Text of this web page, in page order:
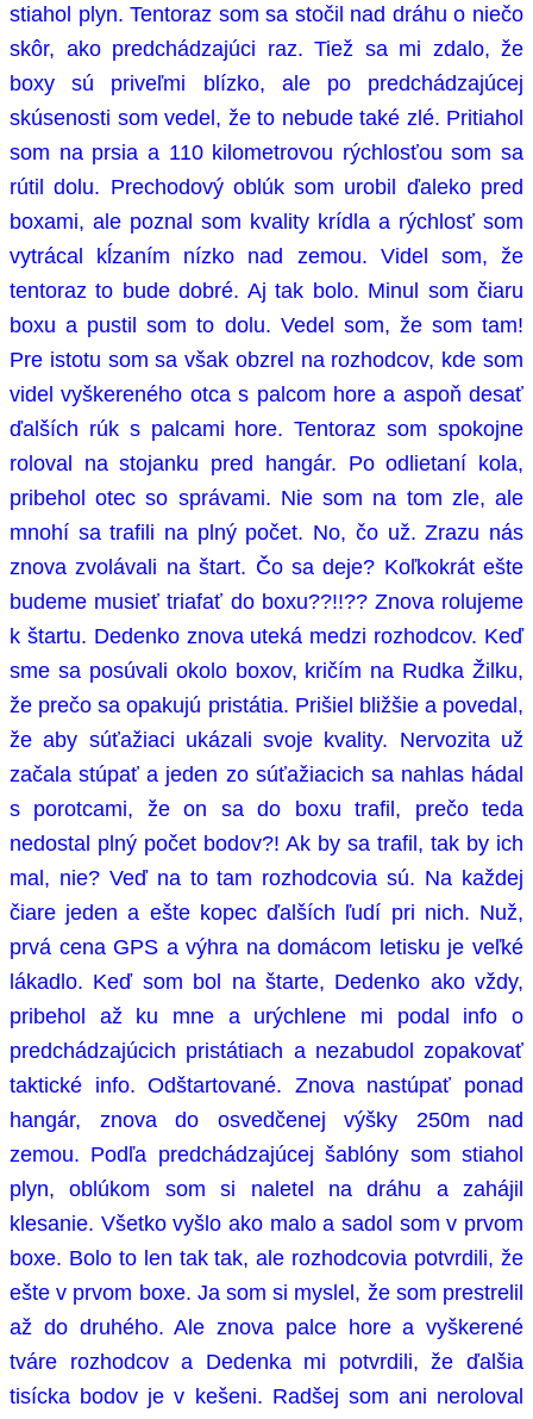
stiahol plyn. Tentoraz som sa stočil nad dráhu o niečo
skôr, ako predchádzajúci raz. Tiež sa mi zdalo, že
boxy sú priveľmi blízko, ale po predchádzajúcej
skúsenosti som vedel, že to nebude také zlé. Pritiahol
som na prsia a 110 kilometrovou rýchlosťou som sa
rútil dolu. Prechodový oblúk som urobil ďaleko pred
boxami, ale poznal som kvality krídla a rýchlosť som
vytrácal kĺzaním nízko nad zemou. Videl som, že
tentoraz to bude dobré. Aj tak bolo. Minul som čiaru
boxu a pustil som to dolu. Vedel som, že som tam!
Pre istotu som sa však obzrel na rozhodcov, kde som
videl vyškereného otca s palcom hore a aspoň desať
ďalších rúk s palcami hore. Tentoraz som spokojne
roloval na stojanku pred hangár. Po odlietaní kola,
pribehol otec so správami. Nie som na tom zle, ale
mnohí sa trafili na plný počet. No, čo už. Zrazu nás
znova zvolávali na štart. Čo sa deje? Koľkokrát ešte
budeme musieť triafať do boxu??!!?? Znova rolujeme
k štartu. Dedenko znova uteká medzi rozhodcov. Keď
sme sa posúvali okolo boxov, kričím na Rudka Žilku,
že prečo sa opakujú pristátia. Prišiel bližšie a povedal,
že aby súťažiaci ukázali svoje kvality. Nervozita už
začala stúpať a jeden zo súťažiacich sa nahlas hádal
s porotcami, že on sa do boxu trafil, prečo teda
nedostal plný počet bodov?! Ak by sa trafil, tak by ich
mal, nie? Veď na to tam rozhodcovia sú. Na každej
čiare jeden a ešte kopec ďalších ľudí pri nich. Nuž,
prvá cena GPS a výhra na domácom letisku je veľké
lákadlo. Keď som bol na štarte, Dedenko ako vždy,
pribehol až ku mne a urýchlene mi podal info o
predchádzajúcich pristátiach a nezabudol zopakovať
taktické info. Odštartované. Znova nastúpať ponad
hangár, znova do osvedčenej výšky 250m nad
zemou. Podľa predchádzajúcej šablóny som stiahol
plyn, oblúkom som si naletel na dráhu a zahájil
klesanie. Všetko vyšlo ako malo a sadol som v prvom
boxe. Bolo to len tak tak, ale rozhodcovia potvrdili, že
ešte v prvom boxe. Ja som si myslel, že som prestrelil
až do druhého. Ale znova palce hore a vyškerené
tváre rozhodcov a Dedenka mi potvrdili, že ďalšia
tisícka bodov je v kešeni. Radšej som ani neroloval